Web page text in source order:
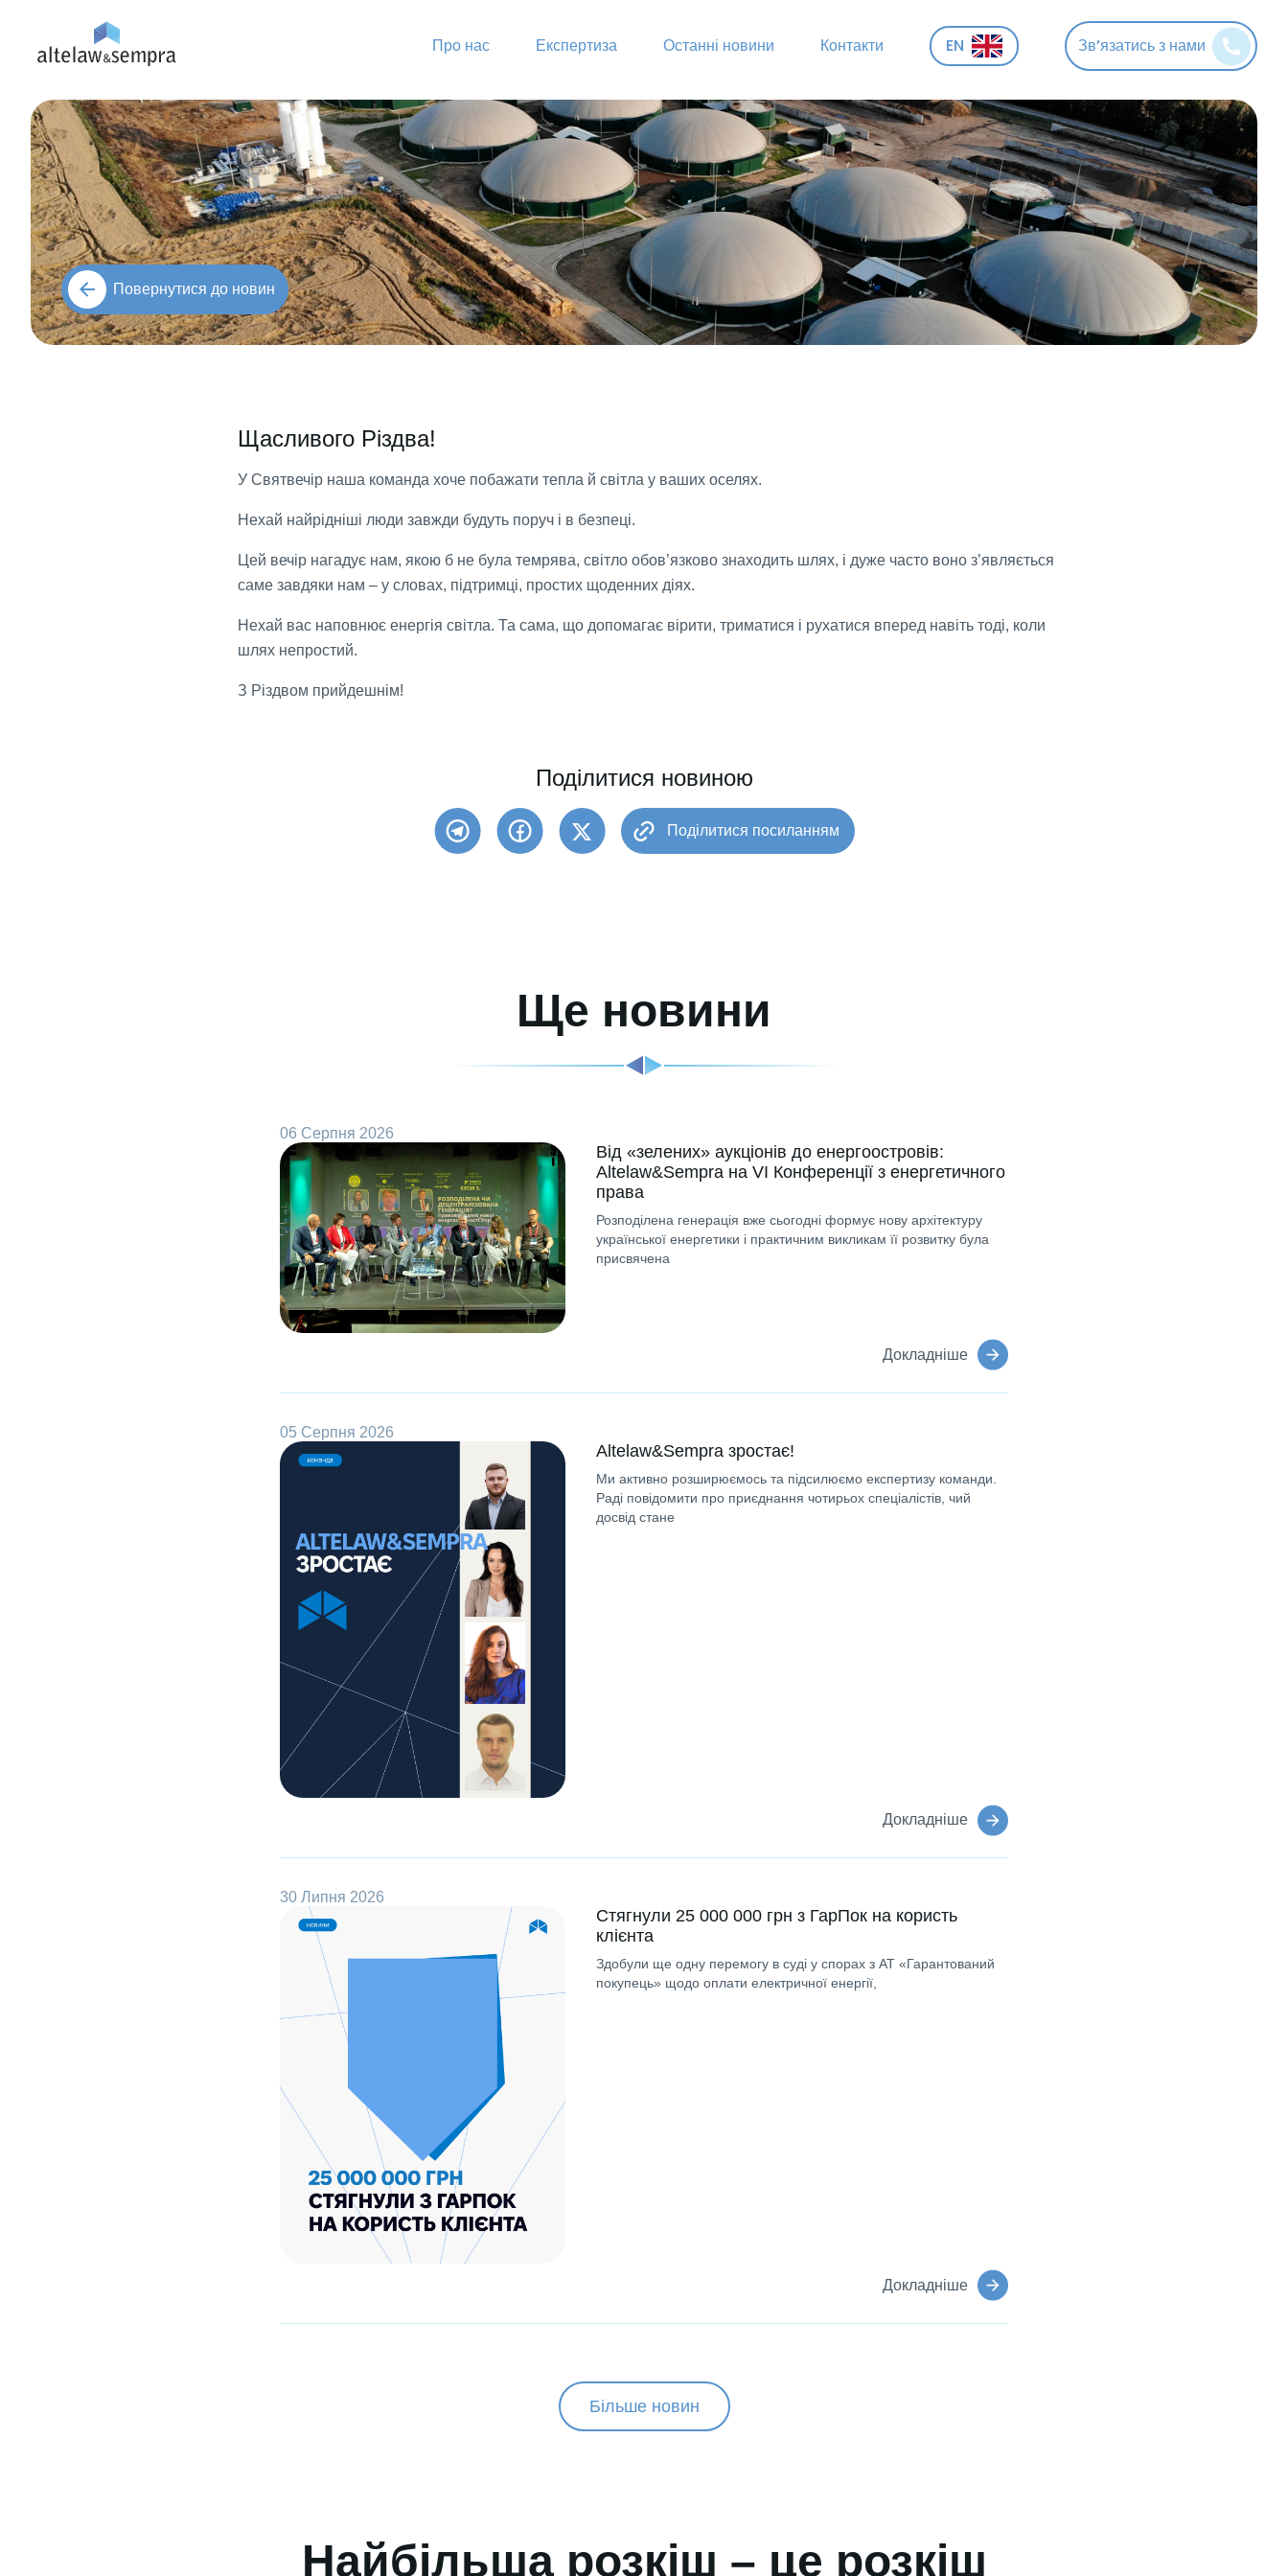
Про нас Експертиза Останні новини Контакти EN Зв’язатись з нами
Повернутися до новин
Щасливого Різдва!
У Святвечір наша команда хоче побажати тепла й світла у ваших оселях.
Нехай найрідніші люди завжди будуть поруч і в безпеці.
Цей вечір нагадує нам, якою б не була темрява, світло обов’язково знаходить шлях, і дуже часто воно з’являється
саме завдяки нам – у словах, підтримці, простих щоденних діях.
Нехай вас наповнює енергія світла. Та сама, що допомагає вірити, триматися і рухатися вперед навіть тоді, коли
шлях непростий.
З Різдвом прийдешнім!
Поділитися новиною
Поділитися посиланням
Ще новини
06 Серпня 2026
Від «зелених» аукціонів до енергоостровів:
Altelaw&Sempra на VI Конференції з енергетичного
права
Розподілена генерація вже сьогодні формує нову архітектуру
української енергетики і практичним викликам її розвитку була
присвячена
Докладніше
05 Серпня 2026
Altelaw&Sempra зростає!
Ми активно розширюємось та підсилюємо експертизу команди.
Раді повідомити про приєднання чотирьох спеціалістів, чий
досвід стане
Докладніше
30 Липня 2026
Стягнули 25 000 000 грн з ГарПок на користь
клієнта
Здобули ще одну перемогу в суді у спорах з АТ «Гарантований
покупець» щодо оплати електричної енергії,
Докладніше
Більше новин
Найбільша розкіш – це розкіш